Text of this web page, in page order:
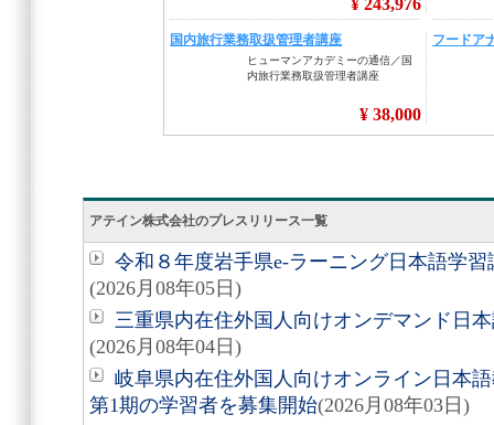
アテイン株式会社のプレスリリース一覧
令和８年度岩手県e-ラーニング日本語学
(2026月08年05日)
三重県内在住外国人向けオンデマンド日
(2026月08年04日)
岐阜県内在住外国人向けオンライン日本
第1期の学習者を募集開始(2026月08年03日)